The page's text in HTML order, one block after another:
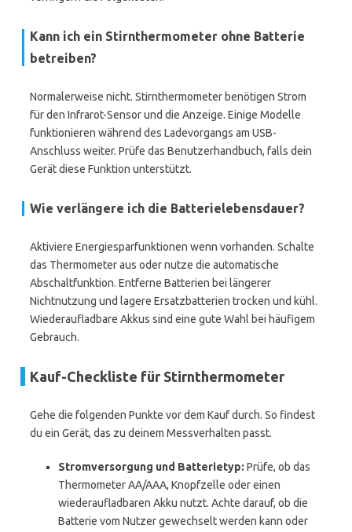
Kann ich ein Stirnthermometer ohne Batterie
betreiben?
Normalerweise nicht. Stirnthermometer benötigen Strom
für den Infrarot-Sensor und die Anzeige. Einige Modelle
funktionieren während des Ladevorgangs am USB-
Anschluss weiter. Prüfe das Benutzerhandbuch, falls dein
Gerät diese Funktion unterstützt.
Wie verlängere ich die Batterielebensdauer?
Aktiviere Energiesparfunktionen wenn vorhanden. Schalte
das Thermometer aus oder nutze die automatische
Abschaltfunktion. Entferne Batterien bei längerer
Nichtnutzung und lagere Ersatzbatterien trocken und kühl.
Wiederaufladbare Akkus sind eine gute Wahl bei häufigem
Gebrauch.
Kauf-Checkliste für Stirnthermometer
Gehe die folgenden Punkte vor dem Kauf durch. So findest
du ein Gerät, das zu deinem Messverhalten passt.
Stromversorgung und Batterietyp: Prüfe, ob das
Thermometer AA/AAA, Knopfzelle oder einen
wiederaufladbaren Akku nutzt. Achte darauf, ob die
Batterie vom Nutzer gewechselt werden kann oder